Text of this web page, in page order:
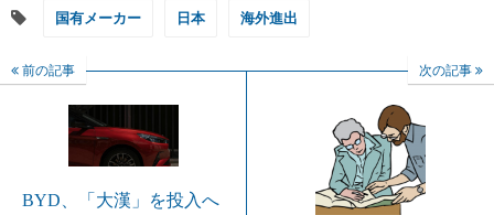
国有メーカー 日本 海外進出
前の記事
BYD、「大漢」を投入へ
次の記事